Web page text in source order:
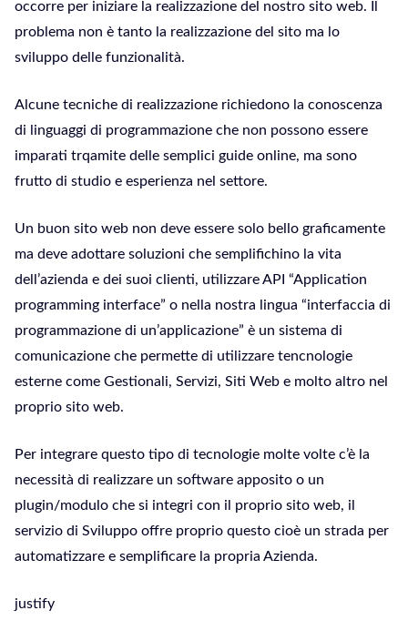
occorre per iniziare la realizzazione del nostro sito web. Il
problema non è tanto la realizzazione del sito ma lo
sviluppo delle funzionalità.
Alcune tecniche di realizzazione richiedono la conoscenza
di linguaggi di programmazione che non possono essere
imparati trqamite delle semplici guide online, ma sono
frutto di studio e esperienza nel settore.
Un buon sito web non deve essere solo bello graficamente
ma deve adottare soluzioni che semplifichino la vita
dell’azienda e dei suoi clienti, utilizzare API “Application
programming interface” o nella nostra lingua “interfaccia di
programmazione di un’applicazione” è un sistema di
comunicazione che permette di utilizzare tencnologie
esterne come Gestionali, Servizi, Siti Web e molto altro nel
proprio sito web.
Per integrare questo tipo di tecnologie molte volte c’è la
necessità di realizzare un software apposito o un
plugin/modulo che si integri con il proprio sito web, il
servizio di Sviluppo offre proprio questo cioè un strada per
automatizzare e semplificare la propria Azienda.
justify